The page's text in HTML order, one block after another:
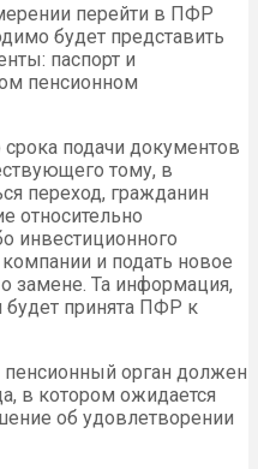
перейти в ПФР
будет представить
паспорт и
пенсионном
подачи документов
тому, в
переход, гражданин
относительно
инвестиционного
и подать новое
замене. Та информация,
будет принята ПФР к
орган должен
в котором ожидается
об удовлетворении